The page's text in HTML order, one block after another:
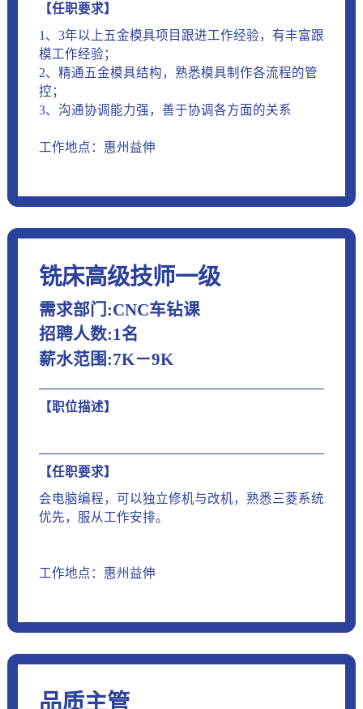
【任职要求】
1、3年以上五金模具项目跟进工作经验，有丰富跟
模工作经验；
2、精通五金模具结构，熟悉模具制作各流程的管
控；
3、沟通协调能力强，善于协调各方面的关系
工作地点：惠州益伸
铣床高级技师一级
需求部门:CNC车钻课
招聘人数:1名
薪水范围:7K－9K
【职位描述】
【任职要求】
会电脑编程，可以独立修机与改机，熟悉三菱系统
优先，服从工作安排。
工作地点：惠州益伸
品质主管